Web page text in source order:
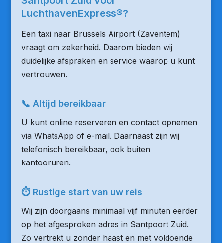
LuchthavenExpress®?
Een taxi naar Brussels Airport (Zaventem)
vraagt om zekerheid. Daarom bieden wij
duidelijke afspraken en service waarop u kunt
vertrouwen.
📞 Altijd bereikbaar
U kunt online reserveren en contact opnemen
via WhatsApp of e-mail. Daarnaast zijn wij
telefonisch bereikbaar, ook buiten
kantooruren.
⏱ Rustige start van uw reis
Wij zijn doorgaans minimaal vijf minuten eerder
op het afgesproken adres in Santpoort Zuid.
Zo vertrekt u zonder haast en met voldoende